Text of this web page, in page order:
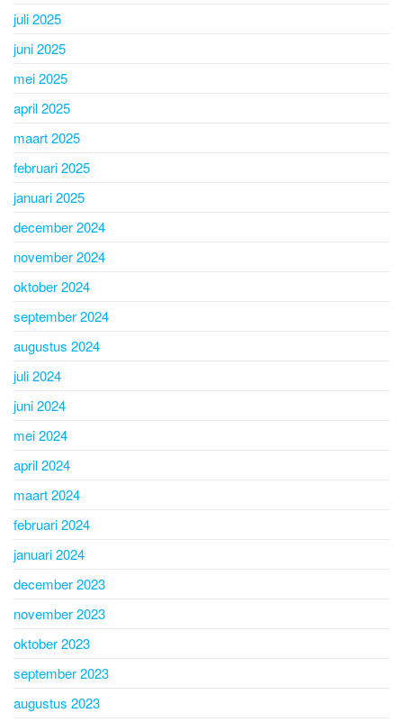
juli 2025
juni 2025
mei 2025
april 2025
maart 2025
februari 2025
januari 2025
december 2024
november 2024
oktober 2024
september 2024
augustus 2024
juli 2024
juni 2024
mei 2024
april 2024
maart 2024
februari 2024
januari 2024
december 2023
november 2023
oktober 2023
september 2023
augustus 2023